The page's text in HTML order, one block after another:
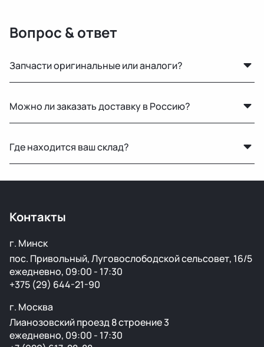
Вопрос & ответ
Запчасти оригинальные или аналоги?
копиями — все детали снимаются с автомобилей с
минимальным пробегом.
Можно ли заказать доставку в Россию?
другие регионы РФ. Работаем с проверенными
транспортными компаниями.
Где находится ваш склад?
Контакты
г. Минск
пос. Привольный, Луговослободской сельсовет, 16/5
ежедневно, 09:00 - 17:30
+375 (29) 644-21-90
г. Москва
Лианозовский проезд 8 строение 3
ежедневно, 09:00 - 17:30